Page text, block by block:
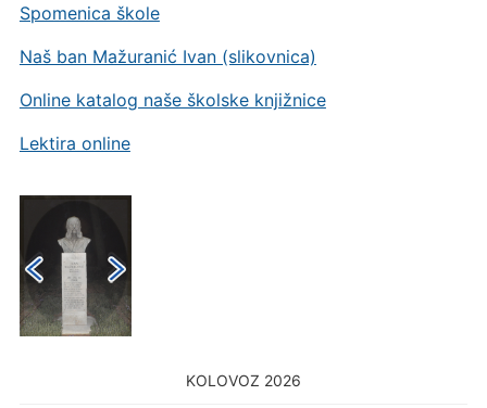
Spomenica škole
Naš ban Mažuranić Ivan (slikovnica)
Online katalog naše školske knjižnice
Lektira online
KOLOVOZ 2026